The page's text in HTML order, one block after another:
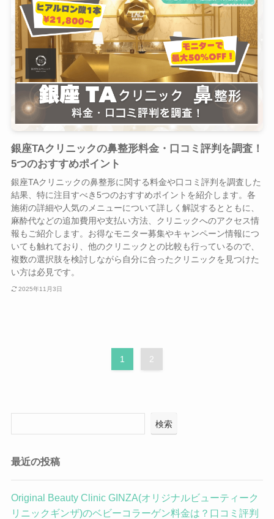
銀座TAクリニックの鼻整形料金・口コミ評判を調査！
5つのおすすめポイント
銀座TAクリニックの鼻整形に関する料金や口コミ評判を調査した
結果、特に注目すべき5つのおすすめポイントを紹介します。各
施術の詳細や人気のメニューについて詳しく解説するとともに、
麻酔代などの追加費用や支払い方法、クリニックへのアクセス情
報もご紹介します。お得なモニター募集やキャンペーン情報につ
いても触れており、他のクリニックとの比較も行っているので、
複数の選択肢を検討しながら自分に合ったクリニックを見つけた
い方は必見です。
2025年11月3日
1 2
検索
最近の投稿
Original Beauty Clinic GINZA(オリジナルビューティーク
リニックギンザ)のベビーコラーゲン料金は？口コミ評判